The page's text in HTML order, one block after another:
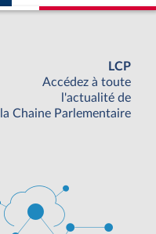
LCP
Accédez à toute
l'actualité de
la Chaine Parlementaire